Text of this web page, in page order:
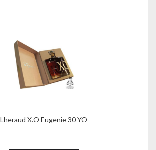
Lheraud X.O Eugenie 30 YO